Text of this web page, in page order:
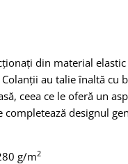
din material
au talie înaltă
ceea ce le oferă un
designul
g/m2